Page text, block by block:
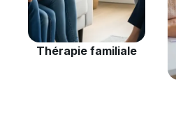
Thérapie familiale